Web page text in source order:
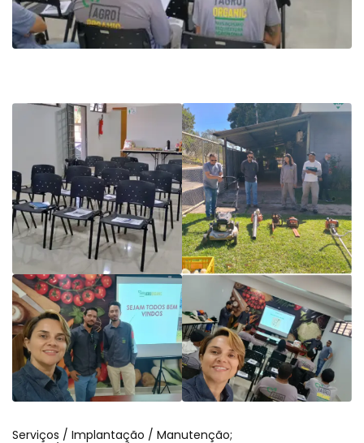
Serviços / Implantação / Manutenção;